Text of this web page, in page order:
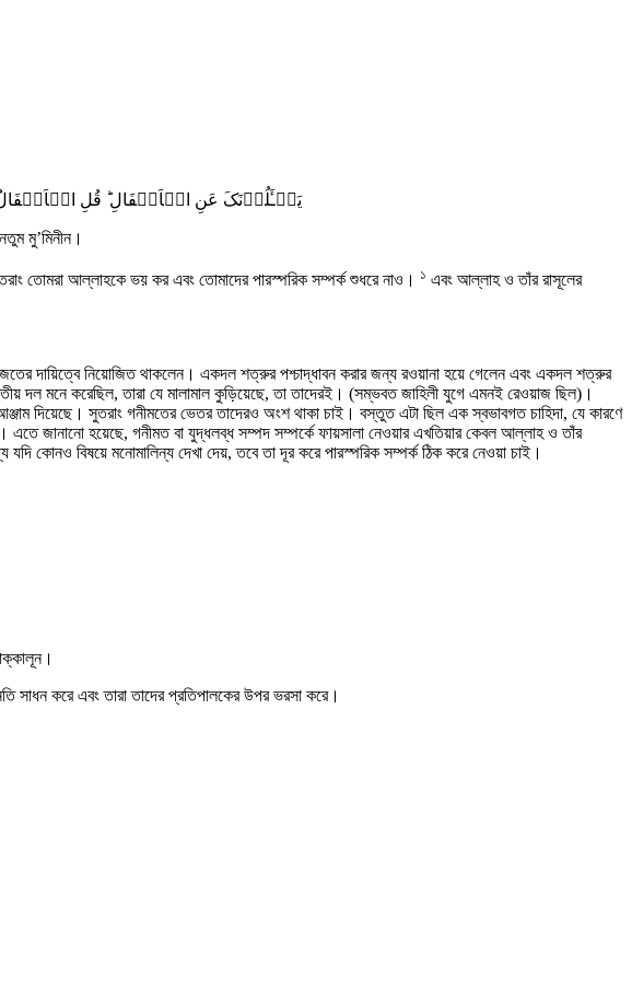
یَسۡـَٔلُوۡنَکَ عَنِ الۡاَنۡفَالِ ؕ قُلِ
মু’মিনীন।
তোমরা আল্লাহকে ভয় কর এবং তোমাদের পারস্পরিক সম্পর্ক শুধরে নাও। ১ এবং আল্লাহ ও তাঁর রাসূলের
দায়িত্বে নিয়োজিত থাকলেন। একদল শত্রুর পশ্চাদ্ধাবন করার জন্য রওয়ানা হয়ে গেলেন এবং একদল শত্রুর
দল মনে করেছিল, তারা যে মালামাল কুড়িয়েছে, তা তাদেরই। (সম্ভবত জাহিলী যুগে এমনই রেওয়াজ ছিল)।
দিয়েছে। সুতরাং গনীমতের ভেতর তাদেরও অংশ থাকা চাই। বস্তুত এটা ছিল এক স্বভাবগত চাহিদা, যে কারণে
এতে জানানো হয়েছে, গনীমত বা যুদ্ধলব্ধ সম্পদ সম্পর্কে ফায়সালা নেওয়ার এখতিয়ার কেবল আল্লাহ ও তাঁর
কোনও বিষয়ে মনোমালিন্য দেখা দেয়, তবে তা দূর করে পারস্পরিক সম্পর্ক ঠিক করে নেওয়া চাই।
সাধন করে এবং তারা তাদের প্রতিপালকের উপর ভরসা করে।